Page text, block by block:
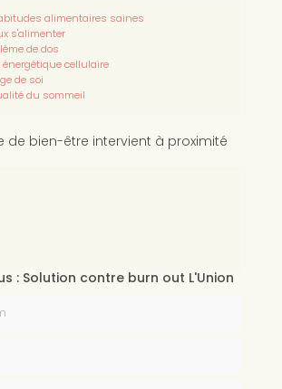
alimentaires saines
s'alimenter
de dos
énergétique cellulaire
de soi
du sommeil
de bien-être intervient à proximité
: Solution contre burn out L'Union